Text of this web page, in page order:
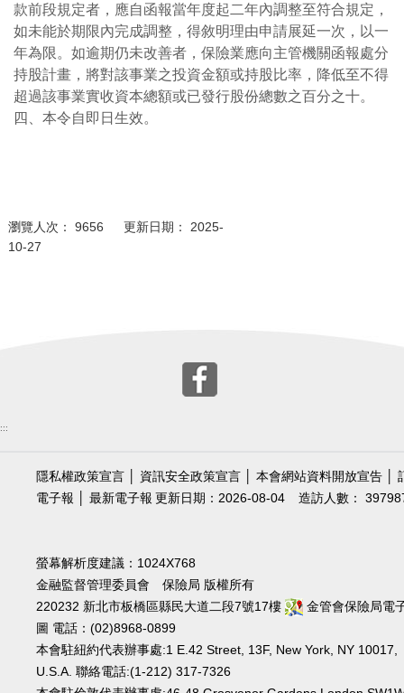
款前段規定者，應自函報當年度起二年內調整至符合規定，
如未能於期限內完成調整，得敘明理由申請展延一次，以一
年為限。如逾期仍未改善者，保險業應向主管機關函報處分
持股計畫，將對該事業之投資金額或持股比率，降低至不得
超過該事業實收資本總額或已發行股份總數之百分之十。
四、本令自即日生效。
瀏覽人次： 9656 更新日期： 2025-
10-27
:::
隱私權政策宣言 資訊安全政策宣言 本會網站資料開放宣告
電子報
最新電子報 造訪人數：
更新日期：2026-08-04
螢幕解析度建議：1024X768
金融監督管理委員會 保險局 版權所有
220232 新北市板橋區縣民大道二段7號17樓
金管會保險局電
圖 電話：(02)8968-0899
本會駐紐約代表辦事處:1 E.42 Street, 13F, New York, NY 10017,
U.S.A. 聯絡電話:(1-212) 317-7326